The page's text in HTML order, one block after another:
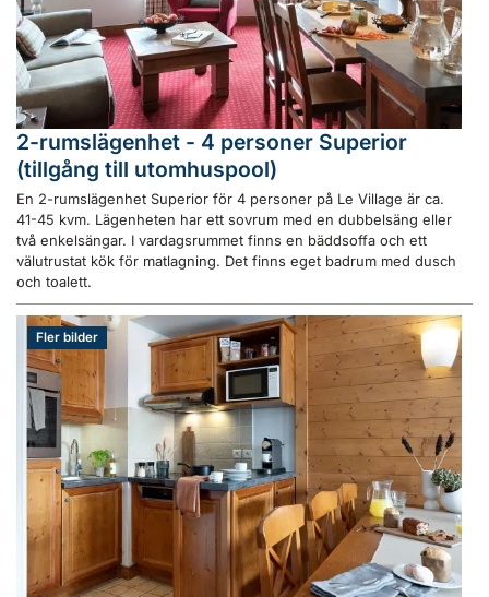
2-rumslägenhet - 4 personer Superior
(tillgång till utomhuspool)
En 2-rumslägenhet Superior för 4 personer på Le Village är ca.
41-45 kvm. Lägenheten har ett sovrum med en dubbelsäng eller
två enkelsängar. I vardagsrummet finns en bäddsoffa och ett
välutrustat kök för matlagning. Det finns eget badrum med dusch
och toalett.
Fler bilder